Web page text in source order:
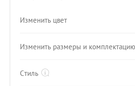
Изменить цвет
Изменить размеры и комплектацию
Стиль